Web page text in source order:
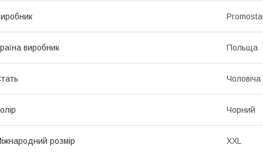
виробник Польща
Чоловіча
Чорний
розмір XXL